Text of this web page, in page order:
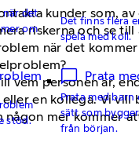
när det
om
Det finns flera
spela med koll.
stöd.
Prata
Prata med
sätt som
från början.
kunder som,
riskerna och se
när det
vem personen är,
en kollega. Vi
mer kommer